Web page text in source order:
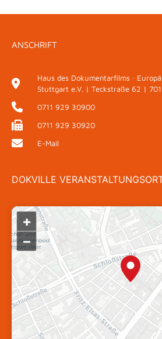
ANSCHRIFT
Haus des Dokumentarfilms ·
Stuttgart e.V. | Teckstraße 62 |
0711 929 30900
0711 929 30920
E-Mail
DOKVILLE
+
–